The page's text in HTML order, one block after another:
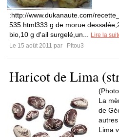
:http://www.dukanaute.com/
535.html333 g de morue
bio,10 g d'ail surgelé,un...
Lire la
Le 15 août 2011 par
Pitou3
Haricot de Lima
La
de
Lima